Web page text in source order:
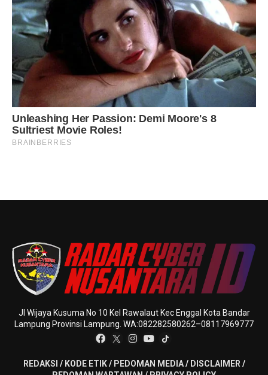
Jl Wijaya Kusuma No 10 Kel Rawalaut Kec Enggal Kota Bandar
Lampung Provinsi Lampung. WA:082282580262–08117969777
REDAKSI / KODE ETIK/ PEDOMAN MEDIA/ DISCLAIMER /